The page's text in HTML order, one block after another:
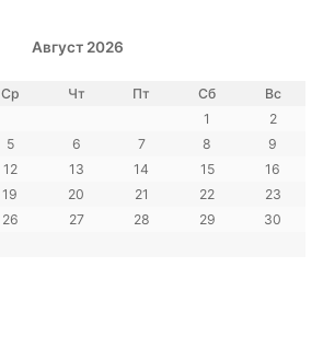
Август 2026
Ср Чт Пт Сб
Вс
1
2
5 6 7 8
9
12 13 14 15
16
19 20 21 22
23
26 27 28 29
30